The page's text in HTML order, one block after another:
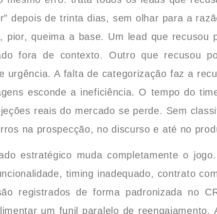
depois de trinta dias, sem olhar para a
pior, queima a base. Um lead que recusou
fora de contexto. Outro que recusou
urgência. A falta de categorização faz a
esconde a ineficiência. O tempo do
reais do mercado se perde. Sem
na prospecção, no discurso e até no
estratégico muda completamente o
timing inadequado, contrato
registrados de forma padronizada no
um funil paralelo de reengajamento.